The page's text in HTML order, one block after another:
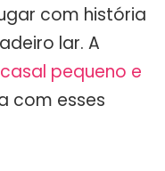
com história
lar. A
pequeno e
com esses